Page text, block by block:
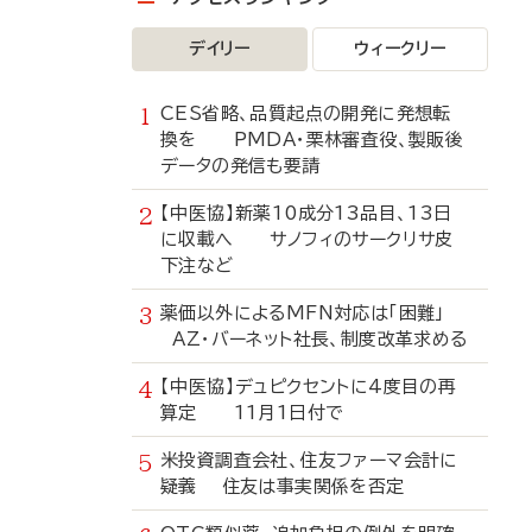
デイリー ウィークリー
CES省略、品質起点の開発に発想転
換を PMDA・栗林審査役、製販後
データの発信も要請
【中医協】新薬10成分13品目、13日
に収載へ サノフィのサークリサ皮
下注など
薬価以外によるMFN対応は「困難」
AZ・バーネット社長、制度改革求める
【中医協】デュピクセントに4度目の再
算定 11月1日付で
米投資調査会社、住友ファーマ会計に
疑義 住友は事実関係を否定